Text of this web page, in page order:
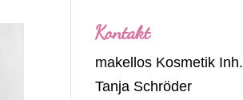
Kontakt
makellos Kosmetik Inh.
Tanja Schröder